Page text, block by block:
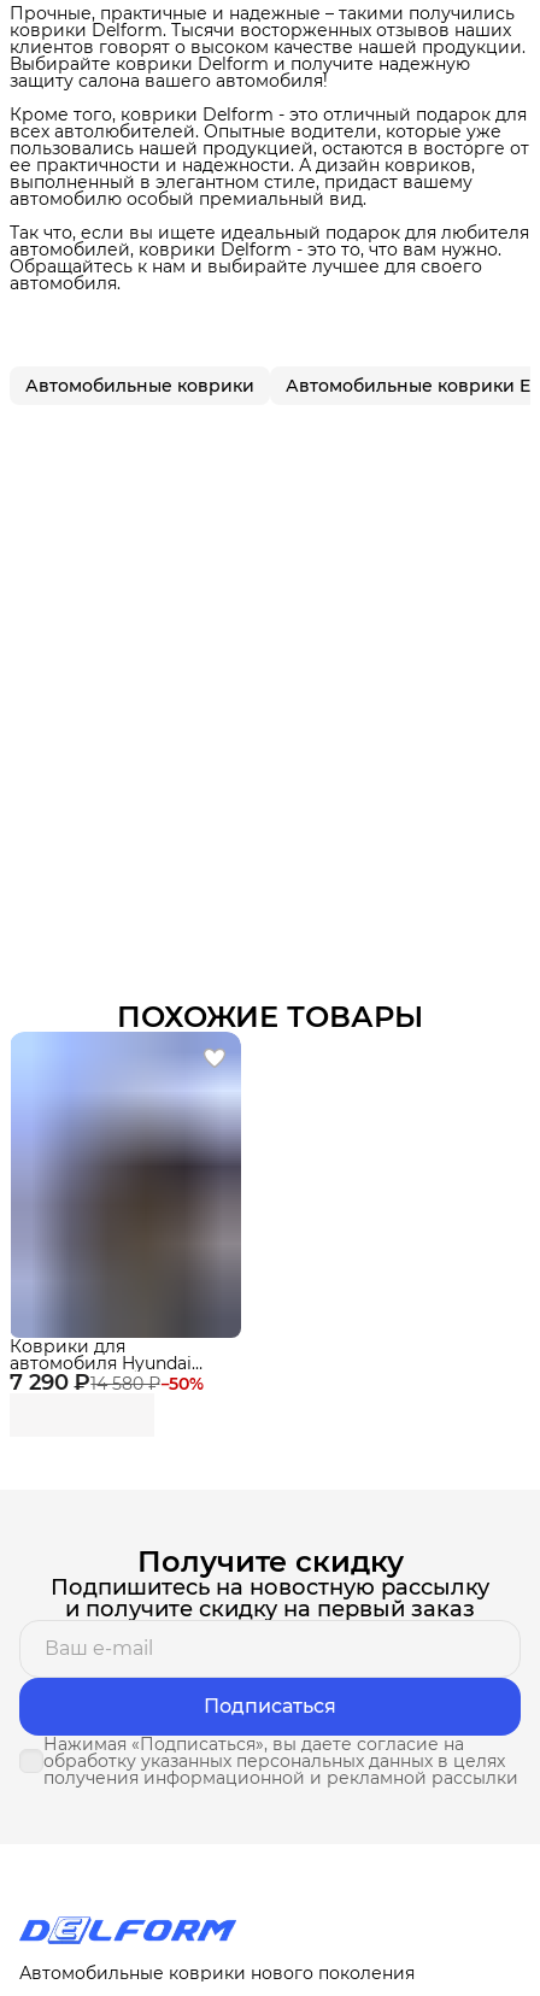
Прочные, практичные и надежные – такими получились
коврики Delform. Тысячи восторженных отзывов наших
клиентов говорят о высоком качестве нашей продукции.
Выбирайте коврики Delform и получите надежную
защиту салона вашего автомобиля!
Кроме того, коврики Delform - это отличный подарок для
всех автолюбителей. Опытные водители, которые уже
пользовались нашей продукцией, остаются в восторге от
ее практичности и надежности. А дизайн ковриков,
выполненный в элегантном стиле, придаст вашему
автомобилю особый премиальный вид.
Так что, если вы ищете идеальный подарок для любителя
автомобилей, коврики Delform - это то, что вам нужно.
Обращайтесь к нам и выбирайте лучшее для своего
автомобиля.
Автомобильные коврики Автомобильные коврики
ПОХОЖИЕ ТОВАРЫ
7 290 ₽14 580 ₽−50%
Коврики для
автомобиля Hyundai
Santa Fe V (MX5) (2023-)
Premium ("EVA 3D") в
Получите скидку
Подпишитесь на новостную рассылку
и получите скидку на первый заказ
Подписаться
Нажимая «Подписаться», вы даете согласие на
обработку указанных персональных данных в целях
получения информационной и рекламной рассылки
Автомобильные коврики нового поколения